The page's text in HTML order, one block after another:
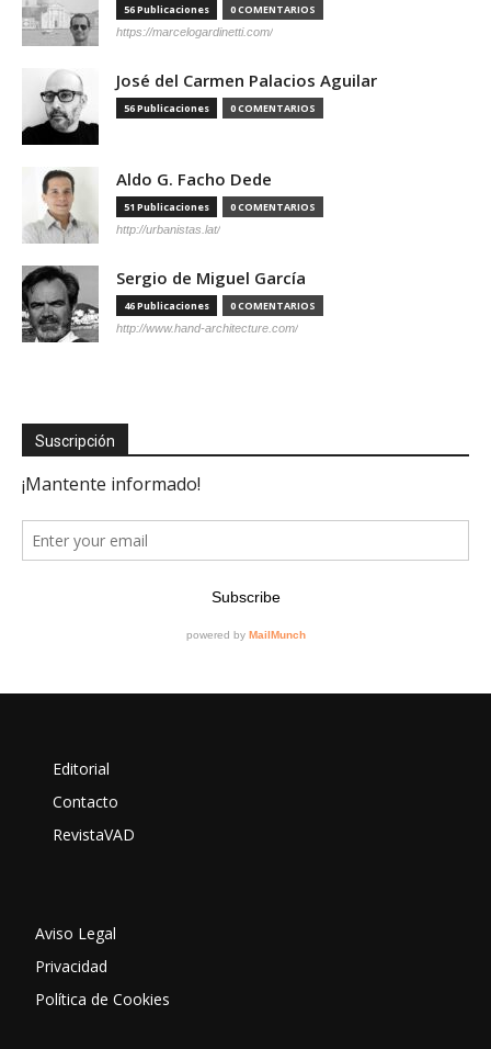
56 Publicaciones 0 COMENTARIOS
https://marcelogardinetti.com/
José del Carmen Palacios Aguilar
56 Publicaciones 0 COMENTARIOS
Aldo G. Facho Dede
51 Publicaciones 0 COMENTARIOS
http://urbanistas.lat/
Sergio de Miguel García
46 Publicaciones 0 COMENTARIOS
http://www.hand-architecture.com/
Suscripción
Editorial
Contacto
RevistaVAD
Aviso Legal
Privacidad
Política de Cookies